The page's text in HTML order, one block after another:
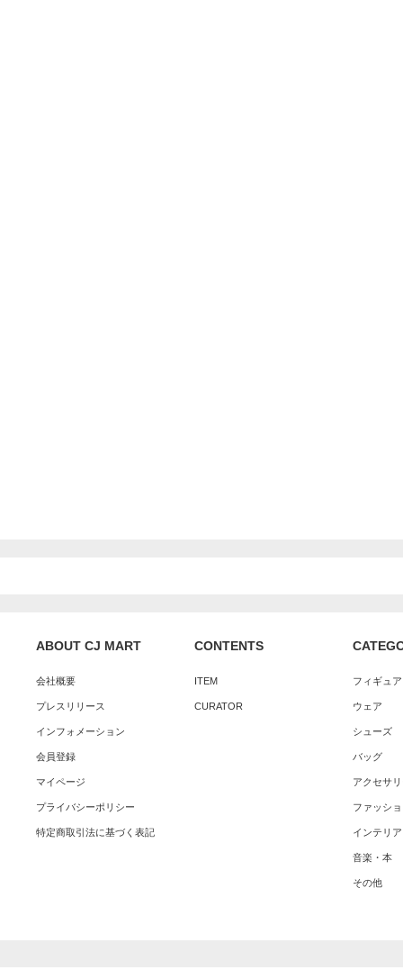
ABOUT CJ MART
会社概要
プレスリリース
インフォメーション
会員登録
マイページ
プライバシーポリシー
特定商取引法に基づく表記
CONTENTS
ITEM
CURATOR
フィギュ
ウェア
シューズ
バッグ
アクセサ
ファッシ
インテリア
音楽・本
その他